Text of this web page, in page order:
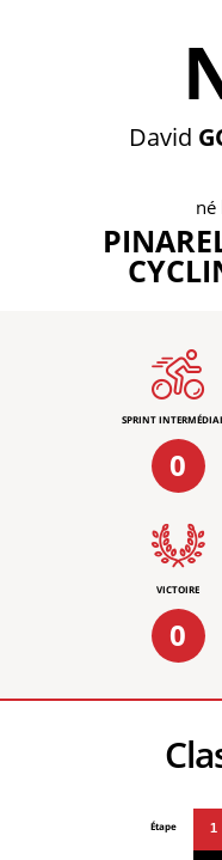
David
SPRINT
0
VICTOIRE
0
Étape 1